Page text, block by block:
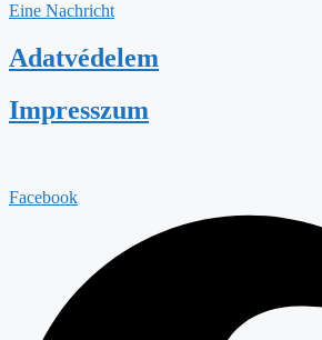
Eine Nachricht
Adatvédelem
Impresszum
Facebook